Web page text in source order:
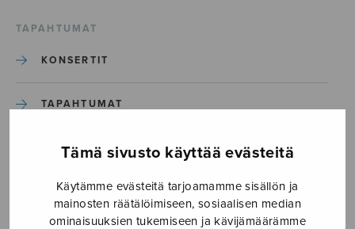
Tämä sivusto käyttää evästeitä
Käytämme evästeitä tarjoamamme sisällön ja
mainosten räätälöimiseen, sosiaalisen median
ominaisuuksien tukemiseen ja kävijämäärämme
TAPAHTUMAT
KONSERTIT
TAPAHTUMAT
ILMOITA TAPAHTUMA
Etusivu › Media › Tanssivat porot_S2626